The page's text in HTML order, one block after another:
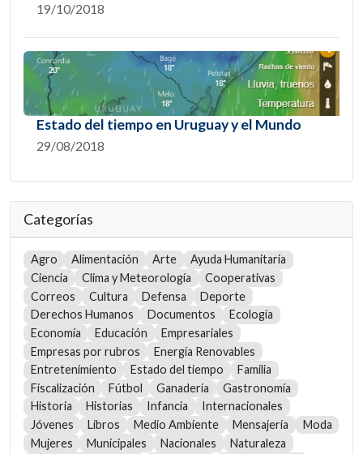
19/10/2018
Estado del tiempo en Uruguay y el Mundo
29/08/2018
Categorías
Agro Alimentación Arte
Ayuda Humanitaria
Ciencia
Clima y Meteorología
Cooperativas
Correos
Cultura Defensa
Deporte
Derechos Humanos
Documentos
Ecología
Economía
Educación
Empresariales
Empresas por rubros
Energía Renovables
Entretenimiento
Estado del tiempo
Familia
Fiscalización
Fútbol Ganadería
Gastronomía
Historia
Historias Infancia
Internacionales
Jóvenes
Libros Medio Ambiente Mensajería
Moda
Mujeres
Municipales Nacionales
Naturaleza